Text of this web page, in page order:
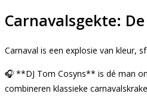
Carnavalsgekte:
Carnaval is een explosie van kleur,
🎧 **DJ Tom Cosyns** is dé man
combineren klassieke